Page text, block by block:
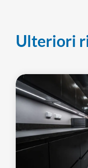
Ulteriori